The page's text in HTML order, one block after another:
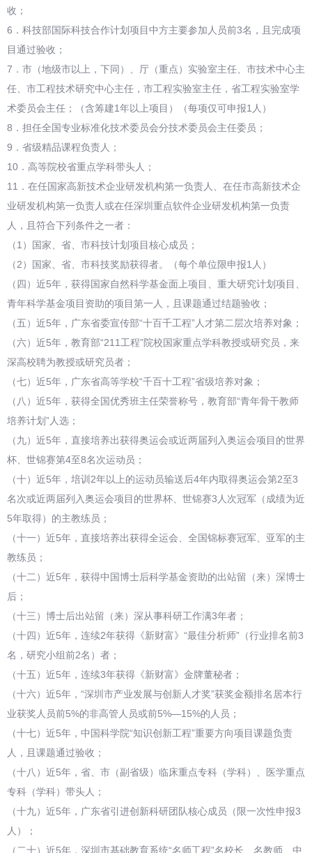
收；
6．科技部国际科技合作计划项目中方主要参加人员前3名，且完成项
目通过验收；
7．市（地级市以上，下同）、厅（重点）实验室主任、市技术中心主
任、市工程技术研究中心主任，市工程实验室主任，省工程实验室学
术委员会主任；（含筹建1年以上项目）（每项仅可申报1人）
8．担任全国专业标准化技术委员会分技术委员会主任委员；
9．省级精品课程负责人；
10．高等院校省重点学科带头人；
11．在任国家高新技术企业研发机构第一负责人、在任市高新技术企
业研发机构第一负责人或在任深圳重点软件企业研发机构第一负责
人，且符合下列条件之一者：
（1）国家、省、市科技计划项目核心成员；
（2）国家、省、市科技奖励获得者。（每个单位限申报1人）
（四）近5年，获得国家自然科学基金面上项目、重大研究计划项目、
青年科学基金项目资助的项目第一人，且课题通过结题验收；
（五）近5年，广东省委宣传部“十百千工程”人才第二层次培养对象；
（六）近5年，教育部“211工程”院校国家重点学科教授或研究员，来
深高校聘为教授或研究员者；
（七）近5年，广东省高等学校“千百十工程”省级培养对象；
（八）近5年，获得全国优秀班主任荣誉称号，教育部“青年骨干教师
培养计划”人选；
（九）近5年，直接培养出获得奥运会或近两届列入奥运会项目的世界
杯、世锦赛第4至8名次运动员；
（十）近5年，培训2年以上的运动员输送后4年内取得奥运会第2至3
名次或近两届列入奥运会项目的世界杯、世锦赛3人次冠军（成绩为近
5年取得）的主教练员；
（十一）近5年，直接培养出获得全运会、全国锦标赛冠军、亚军的主
教练员；
（十二）近5年，获得中国博士后科学基金资助的出站留（来）深博士
后；
（十三）博士后出站留（来）深从事科研工作满3年者；
（十四）近5年，连续2年获得《新财富》“最佳分析师”（行业排名前3
名，研究小组前2名）者；
（十五）近5年，连续3年获得《新财富》金牌董秘者；
（十六）近5年，“深圳市产业发展与创新人才奖”获奖金额排名居本行
业获奖人员前5%的非高管人员或前5%—15%的人员；
（十七）近5年，中国科学院“知识创新工程”重要方向项目课题负责
人，且课题通过验收；
（十八）近5年，省、市（副省级）临床重点专科（学科）、医学重点
专科（学科）带头人；
（十九）近5年，广东省引进创新科研团队核心成员（限一次性申报3
人）；
（二十）近5年，深圳市基础教育系统“名师工程”名校长、名教师、中